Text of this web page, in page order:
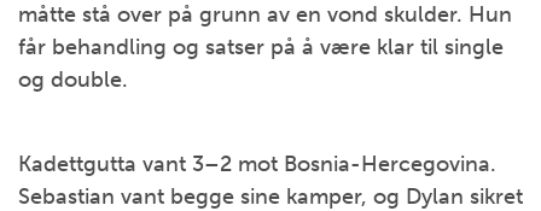
måtte stå over på grunn av en vond skulder. Hun
får behandling og satser på å være klar til single
og double.
Kadettgutta vant 3–2 mot Bosnia-Hercegovina.
Sebastian vant begge sine kamper, og Dylan sikret